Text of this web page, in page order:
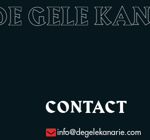
GELE
CONTACT
info@degelekanarie.com